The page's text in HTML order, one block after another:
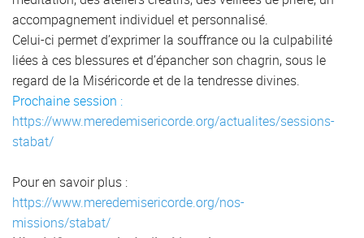
accompagnement individuel et personnalisé.
Celui-ci permet d’exprimer la souffrance ou la culpabilité
liées à ces blessures et d’épancher son chagrin, sous le
regard de la Miséricorde et de la tendresse divines.
Prochaine session :
https://www.meredemisericorde.org/actualites/sessions-
stabat/
Pour en savoir plus :
https://www.meredemisericorde.org/nos-
missions/stabat/